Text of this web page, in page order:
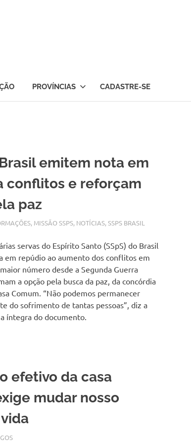
PROVÍNCIAS CADASTRE-SE
emitem nota em
conflitos e reforçam
paz
BRASIL , MISSÃO SSPS, NOTÍCIAS,SSPS BRASIL
servas do Espírito Santo (SSpS) do Brasil
em repúdio ao aumento dos conflitos em
número desde a Segunda Guerra
a opção pela busca da paz, da concórdia
Comum. “Não podemos permanecer
do sofrimento de tantas pessoas”, diz a
íntegra do documento.
efetivo da casa
mudar nosso